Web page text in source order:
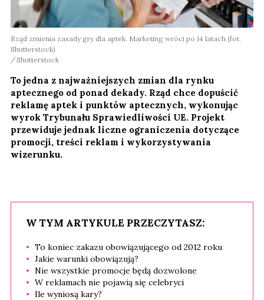
Rząd zmienia zasady gry dla aptek. Marketing wróci po 14 latach (fot.
Shutterstock)
Shutterstock
To jedna z najważniejszych zmian dla rynku
aptecznego od ponad dekady. Rząd chce dopuścić
reklamę aptek i punktów aptecznych, wykonując
wyrok Trybunału Sprawiedliwości UE. Projekt
przewiduje jednak liczne ograniczenia dotyczące
promocji, treści reklam i wykorzystywania
wizerunku.
W TYM ARTYKULE PRZECZYTASZ:
To koniec zakazu obowiązującego od 2012 roku
Jakie warunki obowiązują?
Nie wszystkie promocje będą dozwolone
W reklamach nie pojawią się celebryci
Ile wyniosą kary?